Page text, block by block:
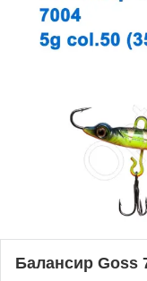
Балансир Goss